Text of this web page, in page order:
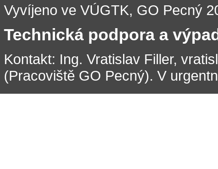
Vyvíjeno ve VÚGTK, GO Pecný
Technická podpora a
Kontakt: Ing. Vratislav Filler,
(Pracoviště GO Pecný). V